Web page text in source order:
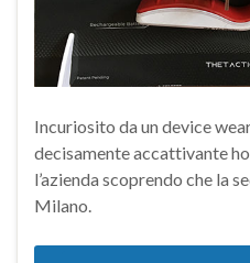
Incuriosito da un device
decisamente accattivante
l’azienda scoprendo che la
Milano.